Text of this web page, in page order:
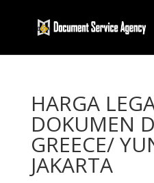
HARGA
DOKUMEN
GREECE/
JAKARTA